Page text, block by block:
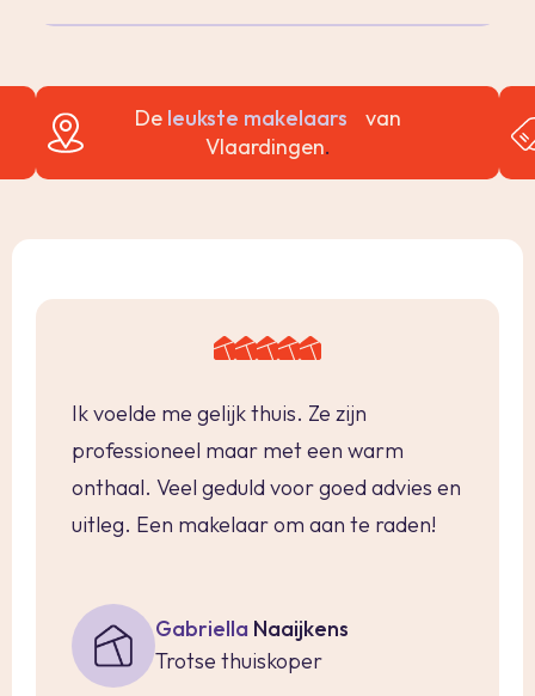
De leukste makelaars van
Vlaardingen.
Ik voelde me gelijk thuis. Ze zijn
professioneel maar met een warm
onthaal. Veel geduld voor goed advies en
uitleg. Een makelaar om aan te raden!
Gabriella Naaijkens
Trotse thuiskoper